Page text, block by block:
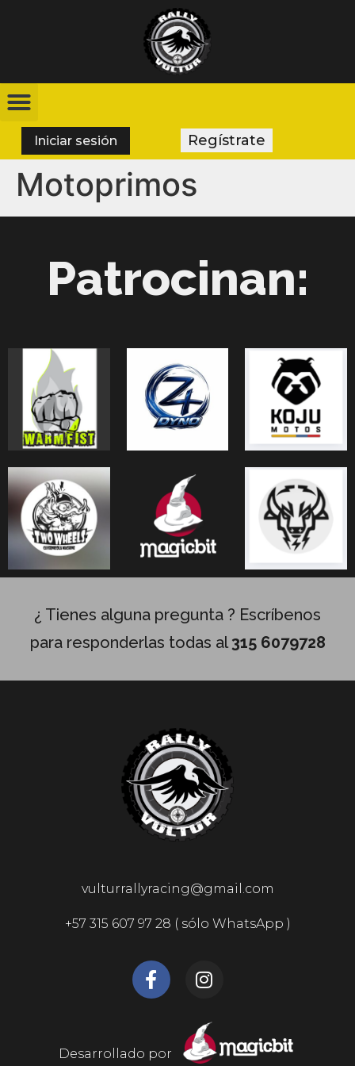
Iniciar sesión Regístrate
Motoprimos
Patrocinan:
¿ Tienes alguna pregunta ? Escríbenos
para responderlas todas al 315 6079728
vulturrallyracing@gmail.com
+57 315 607 97 28 ( sólo WhatsApp )
Desarrollado por